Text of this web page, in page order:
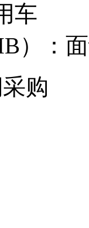
车
）：
购